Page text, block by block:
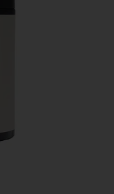
SUPERPOWDER